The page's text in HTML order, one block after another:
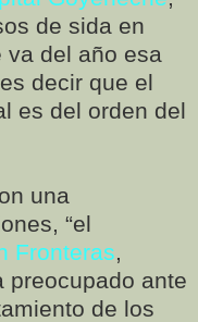
de sida en
va del año esa
decir que el
es del orden del
una
“el
Fronteras,
preocupado ante
de los